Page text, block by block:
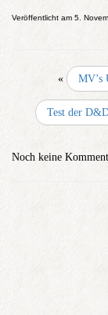
Veröffentlicht am 5.
« MV’s
Test der
Noch keine